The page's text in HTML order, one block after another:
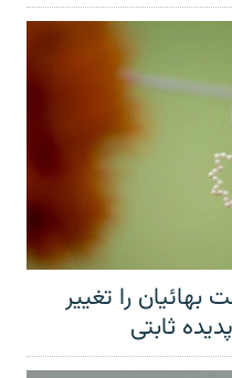
را تغییر
ثابتی